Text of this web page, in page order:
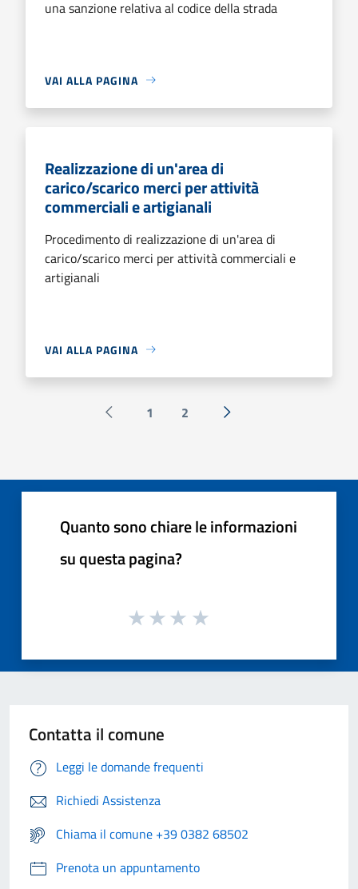
una sanzione relativa al codice della strada
VAI ALLA PAGINA
Realizzazione di un'area di
carico/scarico merci per attività
commerciali e artigianali
Procedimento di realizzazione di un'area di
carico/scarico merci per attività commerciali e
artigianali
VAI ALLA PAGINA
Pagina precedente
1 2 Successiva »
Quanto sono chiare le informazioni
su questa pagina?
Contatta il comune
Leggi le domande frequenti
Richiedi Assistenza
Chiama il comune +39 0382 68502
Prenota un appuntamento